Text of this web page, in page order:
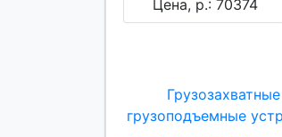
Цена, р.: 70374
грузоподъемные